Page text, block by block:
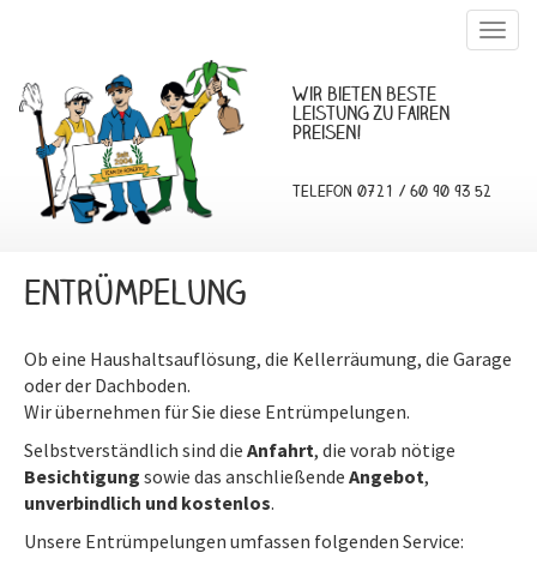
Wir bieten beste
Leistung zu fairen
Preisen!
Telefon 0721 / 60 90 93 52
Entrümpelung
Ob eine Haushaltsauflösung, die Kellerräumung, die Garage
oder der Dachboden.
Wir übernehmen für Sie diese Entrümpelungen.
Selbstverständlich sind die Anfahrt, die vorab nötige
Besichtigung sowie das anschließende Angebot,
unverbindlich und kostenlos.
Unsere Entrümpelungen umfassen folgenden Service: